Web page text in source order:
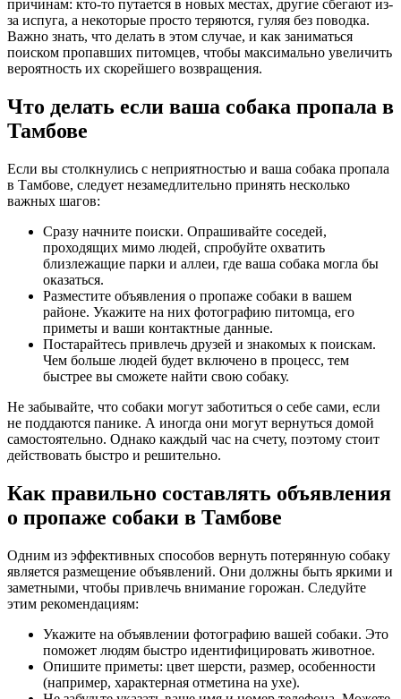
причинам: кто-то путается в новых местах, другие сбегают из-
за испуга, а некоторые просто теряются, гуляя без поводка.
Важно знать, что делать в этом случае, и как заниматься
поиском пропавших питомцев, чтобы максимально увеличить
вероятность их скорейшего возвращения.
Что делать если ваша собака пропала в
Тамбове
Если вы столкнулись с неприятностью и ваша собака пропала
в Тамбове, следует незамедлительно принять несколько
важных шагов:
Сразу начните поиски. Опрашивайте соседей,
проходящих мимо людей, спробуйте охватить
близлежащие парки и аллеи, где ваша собака могла бы
оказаться.
Разместите объявления о пропаже собаки в вашем
районе. Укажите на них фотографию питомца, его
приметы и ваши контактные данные.
Постарайтесь привлечь друзей и знакомых к поискам.
Чем больше людей будет включено в процесс, тем
быстрее вы сможете найти свою собаку.
Не забывайте, что собаки могут заботиться о себе сами, если
не поддаются панике. А иногда они могут вернуться домой
самостоятельно. Однако каждый час на счету, поэтому стоит
действовать быстро и решительно.
Как правильно составлять объявления
о пропаже собаки в Тамбове
Одним из эффективных способов вернуть потерянную собаку
является размещение объявлений. Они должны быть яркими и
заметными, чтобы привлечь внимание горожан. Следуйте
этим рекомендациям:
Укажите на объявлении фотографию вашей собаки. Это
поможет людям быстро идентифицировать животное.
Опишите приметы: цвет шерсти, размер, особенности
(например, характерная отметина на ухе).